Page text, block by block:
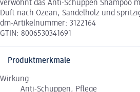
verwöhnt das Anti-Schuppen Shampoo
Duft nach Ozean, Sandelholz und
dm-Artikelnummer: 3122164
GTIN: 8006530341691
Produktmerkmale
Wirkung:
Anti-Schuppen, Pflege